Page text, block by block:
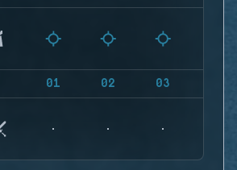
01 02 03